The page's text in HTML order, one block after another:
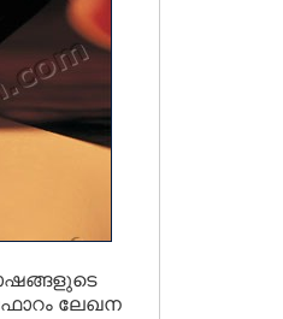
ലേഖന